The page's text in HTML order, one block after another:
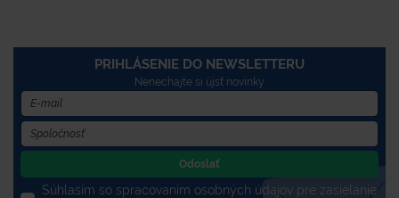
PRIHLÁSENIE DO NEWSLETTERU
Nenechajte si újsť novinky
Odoslať
Súhlasím so spracovaním osobných údajov pre zasielanie